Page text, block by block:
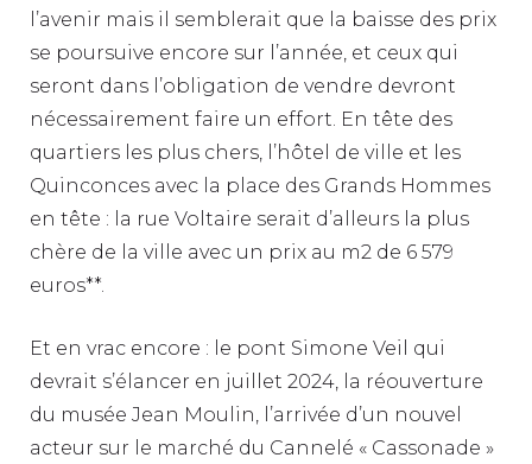
l’avenir mais il semblerait que la baisse des prix
se poursuive encore sur l’année, et ceux qui
seront dans l’obligation de vendre devront
nécessairement faire un effort. En tête des
quartiers les plus chers, l’hôtel de ville et les
Quinconces avec la place des Grands Hommes
en tête : la rue Voltaire serait d’alleurs la plus
chère de la ville avec un prix au m2 de 6 579
euros**.
Et en vrac encore : le pont Simone Veil qui
devrait s’élancer en juillet 2024, la réouverture
du musée Jean Moulin, l’arrivée d’un nouvel
acteur sur le marché du Cannelé « Cassonade »